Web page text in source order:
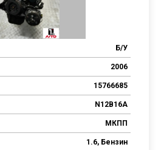
Б/У
2006
15766685
N12B16A
МКПП
1.6, Бензин